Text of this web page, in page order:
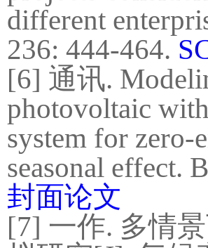
different
236: 444-464.
[6] 通讯.
photovoltaic
system for zero-
seasonal effect.
封面论文
[7] 一作. 多情